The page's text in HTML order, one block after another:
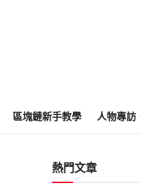
區塊鏈新手教學 人物專訪
熱門文章